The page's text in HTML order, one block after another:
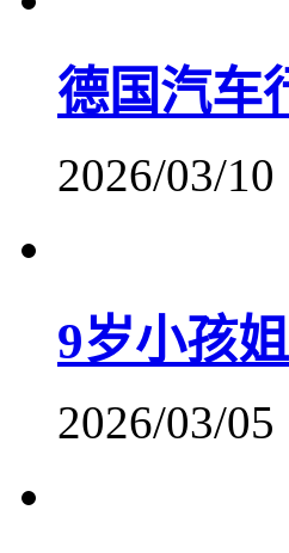
德国汽车
2026/03/10
9岁小孩
2026/03/05